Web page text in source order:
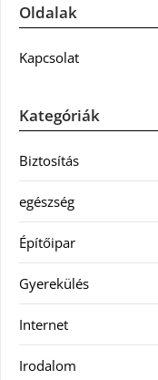
Oldalak
Kapcsolat
Kategóriák
Biztosítás
egészség
Építőipar
Gyerekülés
Internet
Irodalom